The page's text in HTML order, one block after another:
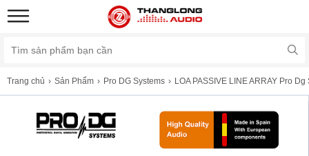
Trang chủ Sản Phẩm Pro DG Systems LOA PASSIVE LINE ARRAY Pro